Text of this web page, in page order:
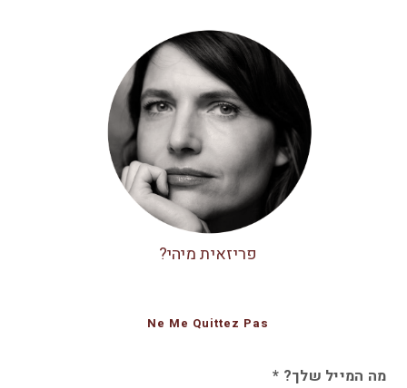
פריזאית מיהי?
Ne Me Quittez Pas
מה המייל שלך? *